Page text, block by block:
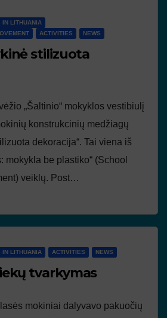
IN LITHUANIA
ACTIVITIES NEWS
stilizuota
„Šaltinio“ mokyklos vestibiulį
konstrukcinių medžiagų
dekoracija“. Tai viena iš
mokykla be plastiko“ (School
veiklų. Post…
IN LITHUANIA ACTIVITIES NEWS
tvarkymas
mokiniai dalyvavo pakuočių